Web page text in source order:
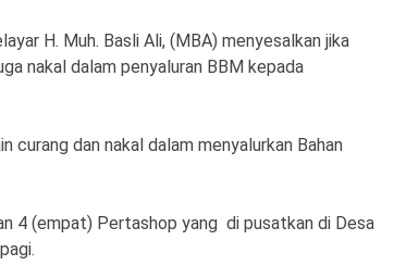
H. Muh. Basli Ali, (MBA) menyesalkan jika
nakal dalam penyaluran BBM kepada
curang dan nakal dalam menyalurkan Bahan
4 (empat) Pertashop yang di pusatkan di Desa